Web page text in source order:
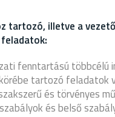
tartozó, illetve a
fenntartású többcélú
tartozó feladatok
és törvényes
és belső